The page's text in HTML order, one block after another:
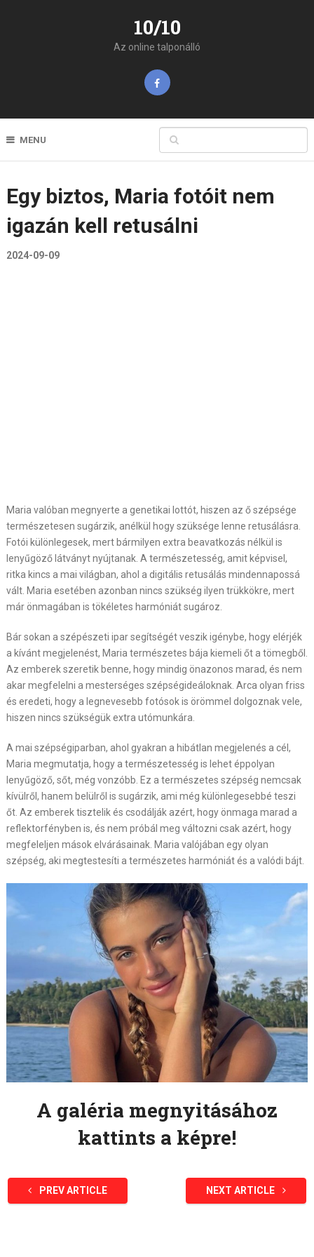
10/10
Az online talponálló
MENU
Egy biztos, Maria fotóit nem
igazán kell retusálni
2024-09-09
Maria valóban megnyerte a genetikai lottót, hiszen az ő szépsége
természetesen sugárzik, anélkül hogy szüksége lenne retusálásra.
Fotói különlegesek, mert bármilyen extra beavatkozás nélkül is
lenyűgöző látványt nyújtanak. A természetesség, amit képvisel,
ritka kincs a mai világban, ahol a digitális retusálás mindennapossá
vált. Maria esetében azonban nincs szükség ilyen trükkökre, mert
már önmagában is tökéletes harmóniát sugároz.
Bár sokan a szépészeti ipar segítségét veszik igénybe, hogy elérjék
a kívánt megjelenést, Maria természetes bája kiemeli őt a tömegből.
Az emberek szeretik benne, hogy mindig önazonos marad, és nem
akar megfelelni a mesterséges szépségideáloknak. Arca olyan friss
és eredeti, hogy a legnevesebb fotósok is örömmel dolgoznak vele,
hiszen nincs szükségük extra utómunkára.
A mai szépségiparban, ahol gyakran a hibátlan megjelenés a cél,
Maria megmutatja, hogy a természetesség is lehet éppolyan
lenyűgöző, sőt, még vonzóbb. Ez a természetes szépség nemcsak
kívülről, hanem belülről is sugárzik, ami még különlegesebbé teszi
őt. Az emberek tisztelik és csodálják azért, hogy önmaga marad a
reflektorfényben is, és nem próbál meg változni csak azért, hogy
megfeleljen mások elvárásainak. Maria valójában egy olyan
szépség, aki megtestesíti a természetes harmóniát és a valódi bájt.
A galéria megnyitásához
kattints a képre!
PREV ARTICLE NEXT ARTICLE